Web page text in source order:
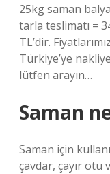
25kg saman
tarla teslimatı =
TL’dir.
Türkiye’ye
lütfen arayın…
Saman
Saman için
çavdar, çayır